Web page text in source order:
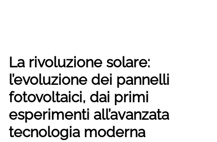
La rivoluzione solare:
l’evoluzione dei pannelli
fotovoltaici, dai primi
esperimenti all’avanzata
tecnologia moderna